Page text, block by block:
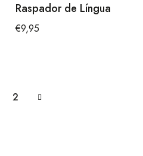
Raspador de Língua
€9,95
2